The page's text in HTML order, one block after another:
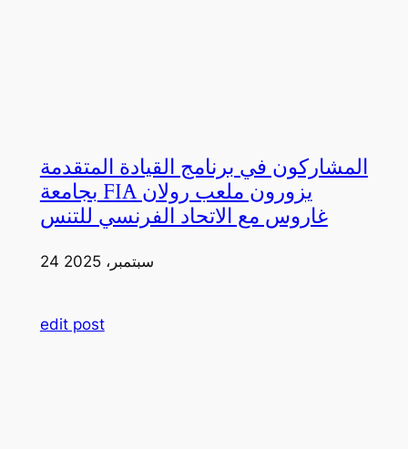
المشاركون في برنامج القيادة المتقدمة
بجامعة FIA يزورون ملعب رولان
غاروس مع الاتحاد الفرنسي للتنس
24 سبتمبر، 2025
edit post